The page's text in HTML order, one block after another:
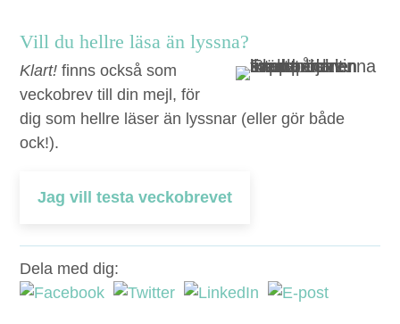
Vill du hellre läsa än lyssna?
Klart! finns också som
veckobrev till din mejl, för
dig som hellre läser än lyssnar (eller gör både
ock!).
Jag vill testa veckobrevet
Dela med dig: